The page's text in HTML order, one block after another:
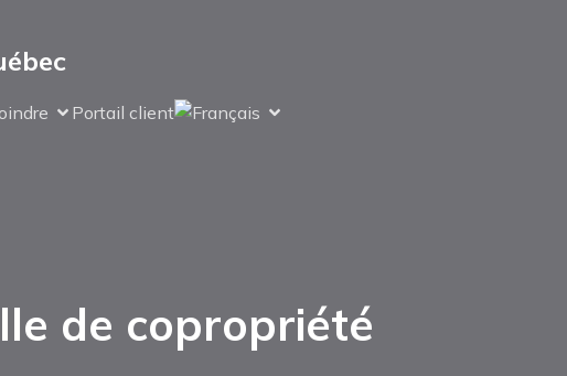
Portail client
de copropriété